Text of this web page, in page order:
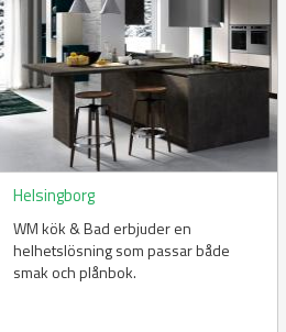
Helsingborg
WM kök & Bad erbjuder en
helhetslösning som passar både
smak och plånbok.